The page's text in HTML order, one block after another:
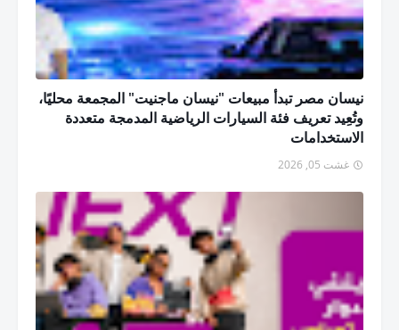
نيسان مصر تبدأ مبيعات "نيسان ماجنيت" المجمعة محليًا،
وتُعِيد تعريف فئة السيارات الرياضية المدمجة متعددة
الاستخدامات
غشت 05, 2026